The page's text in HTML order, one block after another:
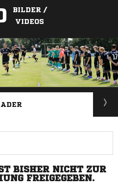
BILDER /
VIDEOS
BISHER NICHT ZUR
FREIGEGEBEN.